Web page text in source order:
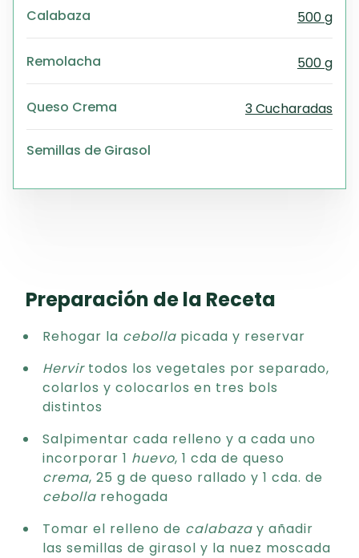
Calabaza 500 g
Remolacha 500 g
Queso Crema 3 Cucharadas
Semillas de Girasol
Preparación de la Receta
Rehogar la cebolla picada y reservar
Hervirtodos los vegetales por separado,
colarlos y colocarlos en tres bols
distintos
Salpimentar cada relleno y a cada uno
incorporar 1 huevo, 1 cda de queso
crema, 25 g de queso rallado y 1 cda. de
cebolla rehogada
Tomar el relleno de calabaza y añadir
las semillas de girasol y la nuez moscada